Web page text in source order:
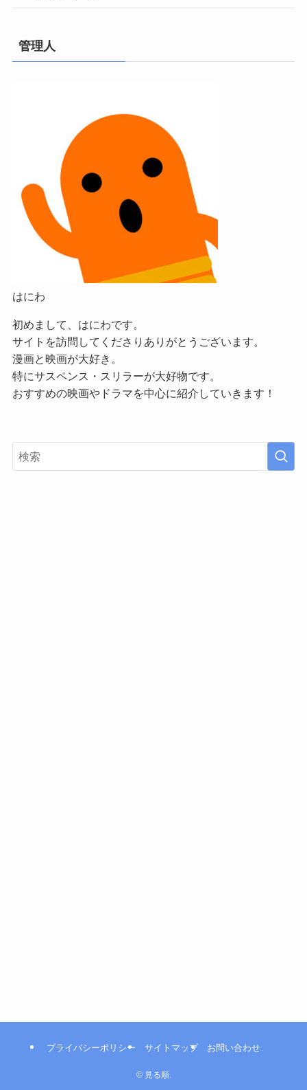
管理人
はにわ
初めまして、はにわです。
サイトを訪問してくださりありがとうございます。
漫画と映画が大好き。
特にサスペンス・スリラーが大好物です。
おすすめの映画やドラマを中心に紹介していきます！
プライバシーポリシー サイトマップ お問い合わせ
©見る順.